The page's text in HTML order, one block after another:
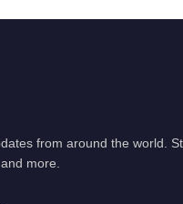
from around the world.
more.